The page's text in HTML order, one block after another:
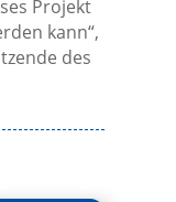
Projekt
kann“,
des